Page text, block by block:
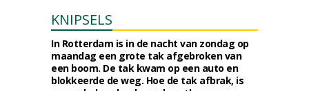
KNIPSELS
In Rotterdam is in de nacht van zondag op
maandag een grote tak afgebroken van
een boom. De tak kwam op een auto en
blokkeerde de weg. Hoe de tak afbrak, is